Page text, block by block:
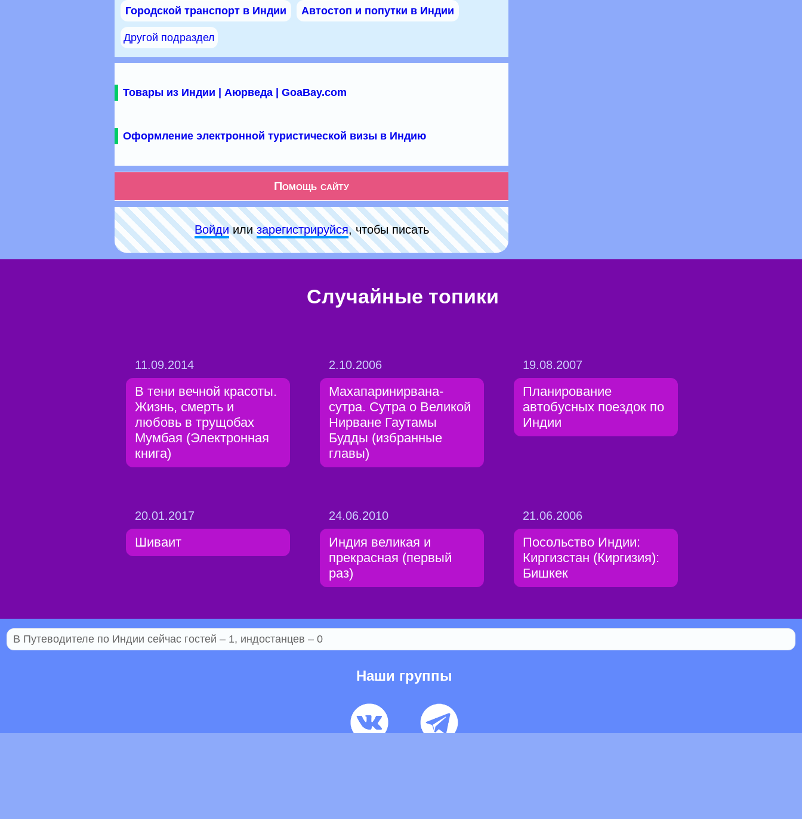
Городской транспорт в Индии Автостоп и попутки в Индии
Другой подраздел
Товары из Индии | Аюрведа | GoaBay.com
Оформление электронной туристической визы в Индию
Помощь сайту
Войдиилизарeгиcтpируйся, чтобы писать
Случайные топики
11.09.2014
В тени вечной красоты.
Жизнь, смерть и
любовь в трущобах
Мумбая (Электронная
книга)
2.10.2006
Махапаринирвана-
сутра. Сутра о Великой
Нирване Гаутамы
Будды (избранные
главы)
19.08.2007
Планирование
автобусных поездок по
Индии
20.01.2017
Шиваит
24.06.2010
Индия великая и
прекрасная (первый
раз)
21.06.2006
Посольство Индии:
Киргизстан (Киргизия):
Бишкек
В Путеводителе по Индии сейчас гостей – 1, индостанцев – 0
Наши группы